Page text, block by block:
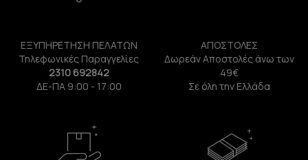
ΕΞΥΠΗΡΕΤΗΣΗ ΠΕΛΑΤΩΝ
Τηλεφωνικές Παραγγελίες
2310 692842
ΔΕ-ΠΑ 9:00 - 17:00
ΑΠΟΣΤΟΛΕΣ
Δωρεάν Αποστολές άνω των
49€
Σε όλη την Ελλάδα